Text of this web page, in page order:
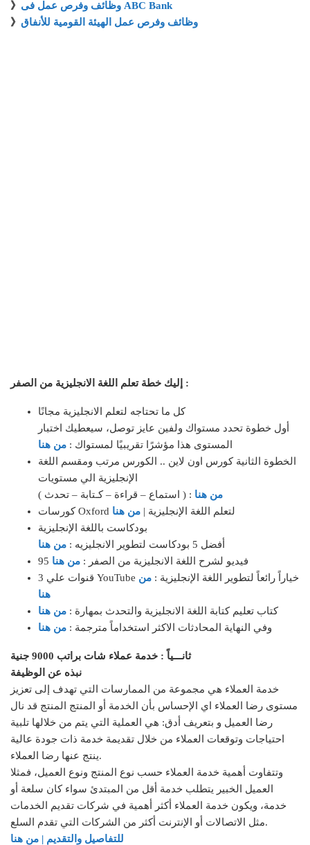
》
وظائف وفرص عمل فى ABC Bank
》 وظائف وفرص عمل الهيئة القومية للأنفاق
إليك خطة تعلم اللغة الانجليزية من الصفر :
كل ما تحتاجه لتعلم الانجليزية مجانًا
أول خطوة تحدد مستواك ولفين عايز توصل، سيعطيك اختبار
المستوى هذا مؤشرًا تقريبيًا لمستواك : من هنا
الخطوة الثانية كورس اون لاين .. الكورس مرتب ومقسم اللغة
الإنجليزية الي مستويات
( استماع – قراءة – كـتابة – تحدث ) : من هنا
كورسات Oxford لتعلم اللغة الإنجليزية | من هنا
بودكاست باللغة الإنجليزية
أفضل 5 بودكاست لتطوير الانجليزيه :
من هنا
95 فيديو لشرح اللغة الانجليزية من الصفر : من هنا
3 قنوات علي YouTube خياراً رائعاً لتطوير اللغة الإنجليزية : من
هنا
كتاب تعليم كتابة اللغة الانجليزية والتحدث بمهارة : من هنا
وفي النهاية المحادثات الاكثر استخداماً مترجمة : من هنا
ثانـــياً : خدمة عملاء شات براتب 9000 جنية
نبذه عن الوظيفة
خدمة العملاء هي مجموعة من الممارسات التي تهدف إلى تعزيز
مستوى رضا العملاء اي الإحساس بأن الخدمة أو المنتج المنتج قد نال
رضا العميل و بتعريف أدق: هي العملية التي يتم من خلالها تلبية
احتياجات وتوقعات العملاء من خلال تقديمة خدمة ذات جودة عالية
ينتج عنها رضا العملاء.
وتتفاوت أهمية خدمة العملاء حسب نوع المنتج ونوع العميل، فمثلا
العميل الخبير يتطلب خدمة أقل من المبتدئ سواء كان سلعة أو
خدمة، ويكون خدمة العملاء أكثر أهمية في شركات تقديم الخدمات
مثل الاتصالات أو الإنترنت أكثر من الشركات التي تقدم السلع.
للتفاصيل والتقديم | من هنا